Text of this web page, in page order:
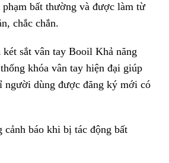
bất thường và được làm từ
chắc chắn.
sắt vân tay Booil Khả năng
khóa vân tay hiện đại giúp
người dùng được đăng ký mới có
cảnh báo khi bị tác động bất